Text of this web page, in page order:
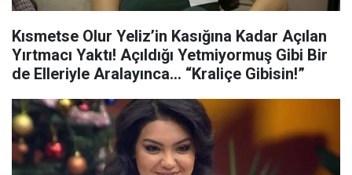
Kısmetse Olur Yeliz’in Kasığına Kadar Açılan
Yırtmacı Yaktı! Açıldığı Yetmiyormuş Gibi Bir
de Elleriyle Aralayınca… “Kraliçe Gibisin!”